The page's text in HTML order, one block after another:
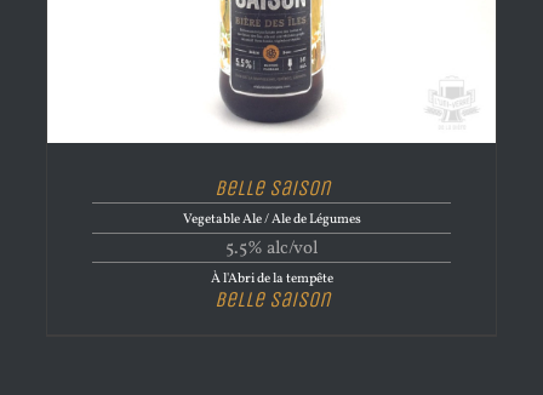
Belle Saison
Vegetable Ale / Ale de Légumes
5.5% alc/vol
À l'Abri de la tempête
Belle Saison